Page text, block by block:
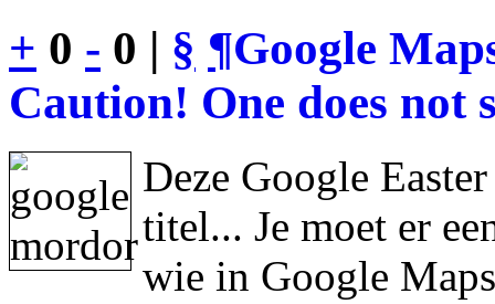
+ 0 - 0 | § ¶Google
Caution! One does
Deze Google
titel... Je moet er
wie in Google